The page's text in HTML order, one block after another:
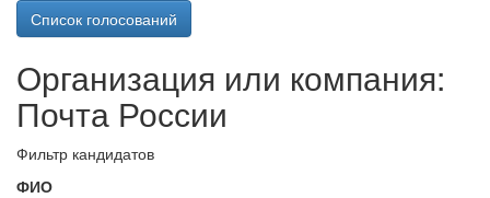
Список голосований
Организация или компания:
Почта России
Фильтр кандидатов
ФИО